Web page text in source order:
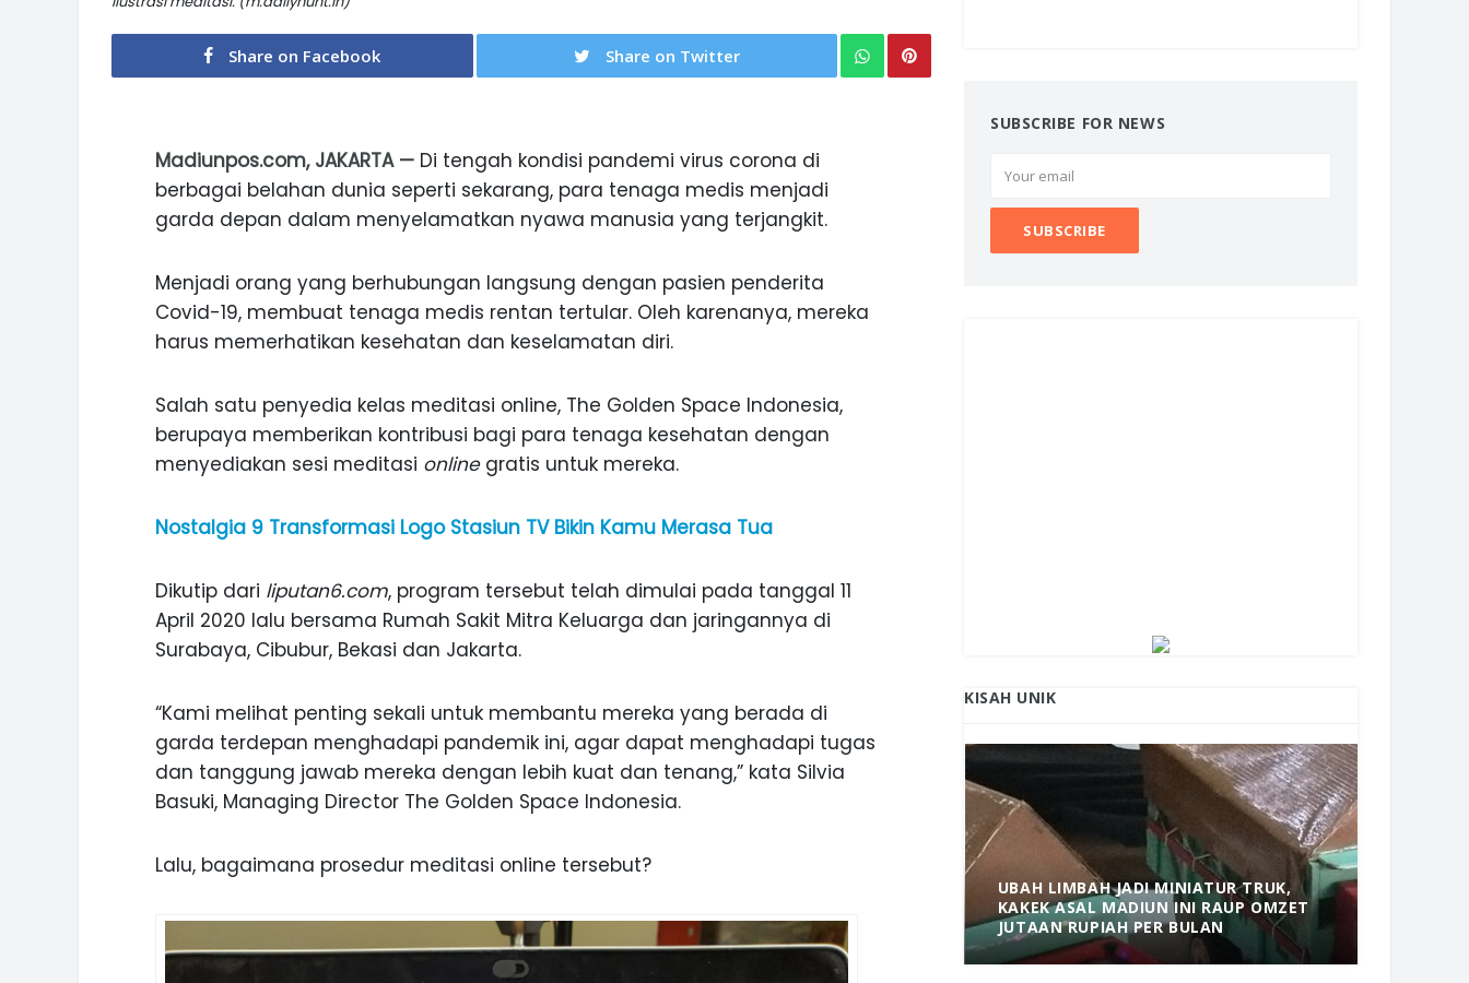
Share on Facebook Share on Twitter
Madiunpos.com, JAKARTA — Di tengah kondisi pandemi virus corona di
berbagai belahan dunia seperti sekarang, para tenaga medis menjadi
garda depan dalam menyelamatkan nyawa manusia yang terjangkit.
Menjadi orang yang berhubungan langsung dengan pasien penderita
Covid-19, membuat tenaga medis rentan tertular. Oleh karenanya, mereka
harus memerhatikan kesehatan dan keselamatan diri.
Salah satu penyedia kelas meditasi online, The Golden Space Indonesia,
berupaya memberikan kontribusi bagi para tenaga kesehatan dengan
menyediakan sesi meditasi onlinegratis untuk mereka.
Nostalgia 9 Transformasi Logo Stasiun TV Bikin Kamu Merasa Tua
Dikutip dari liputan6.com, program tersebut telah dimulai pada tanggal 11
April 2020 lalu bersama Rumah Sakit Mitra Keluarga dan jaringannya di
Surabaya, Cibubur, Bekasi dan Jakarta.
“Kami melihat penting sekali untuk membantu mereka yang berada di
garda terdepan menghadapi pandemik ini, agar dapat menghadapi tugas
dan tanggung jawab mereka dengan lebih kuat dan tenang,” kata Silvia
Basuki, Managing Director The Golden Space Indonesia.
Lalu, bagaimana prosedur meditasi online tersebut?
SUBSCRIBE FOR NEWS
KISAH UNIK
DURIAN SEGULUNG MADIUN
SEJAK 1996
UBAH LIMBAH JADI MINIATUR TRUK,
KAKEK ASAL MADIUN INI RAUP OMZET
JUTAAN RUPIAH PER BULAN